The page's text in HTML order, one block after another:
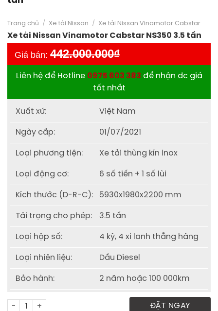
Trang chủ / Xe tải Nissan / Xe tải Nissan Vinamotor Cabstar
Xe tải Nissan Vinamotor Cabstar NS350 3.5 tấn
Giá bán: 442.000.000₫
Liên hệ để Hotline 0975 603 383 để nhận dc giá
tốt nhất
Xuất xứ: Việt Nam
Ngày cấp: 01/07/2021
Loại phương tiện: Xe tải thùng kín inox
Loại động cơ: 6 số tiến + 1 số lùi
Kích thước (D-R-C): 5930x1980x2200 mm
Tải trọng cho phép: 3.5 tấn
Loại hộp số: 4 kỳ, 4 xi lanh thẳng hàng
Loại nhiên liệu: Dầu Diesel
Bảo hành: 2 năm hoặc 100 000km
Xe tải Nissan Vinamotor Cabstar NS350 3.5 tấn số lượng
ĐẶT NGAY